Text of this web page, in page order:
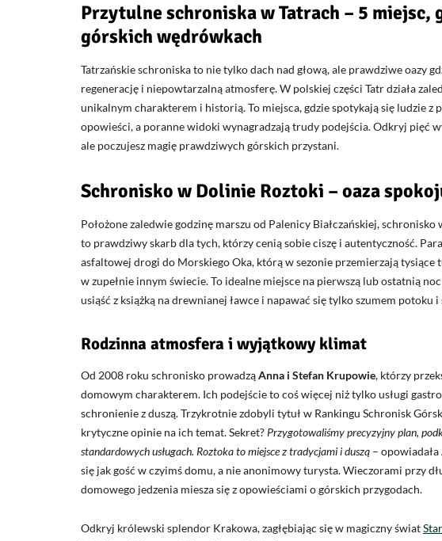
Przytulne schroniska w Tatrach – 5 miejsc,
górskich wędrówkach
Tatrzańskie schroniska to nie tylko dach nad głową, ale prawdziwe oazy
regenerację i niepowtarzalną atmosferę. W polskiej części Tatr działa
unikalnym charakterem i historią. To miejsca, gdzie spotykają się ludzie z
opowieści, a poranne widoki wynagradzają trudy podejścia. Odkryj pięć
ale poczujesz magię prawdziwych górskich przystani.
Schronisko w Dolinie Roztoki – oaza
Położone zaledwie godzinę marszu od Palenicy Białczańskiej,
to prawdziwy skarb dla tych, którzy cenią sobie ciszę i autentyczność.
asfaltowej drogi do Morskiego Oka, którą w sezonie przemierzają
w zupełnie innym świecie. To idealne miejsce na pierwszą lub ostatnią
usiąść z książką na drewnianej ławce i napawać się tylko szumem potoku
Rodzinna atmosfera i wyjątkowy klimat
Od 2008 roku schronisko prowadząAnna i Stefan Krupowie, którzy
domowym charakterem. Ich podejście to coś więcej niż tylko usługi
schronienie z duszą. Trzykrotnie zdobyli tytuł w Rankingu Schronisk
krytyczne opinie na ich temat. Sekret? Przygotowaliśmy precyzyjny plan,
standardowych usługach. Roztoka to miejsce z tradycjami i duszą –
się jak gość w czyimś domu, a nie anonimowy turysta. Wieczorami przy
domowego jedzenia miesza się z opowieściami o górskich przygodach.
Odkryj królewski splendor Krakowa, zagłębiając się w magiczny świat